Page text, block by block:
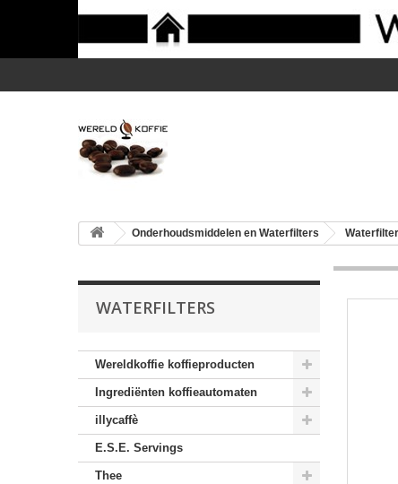
Onderhoudsmiddelen en Waterfilters
WATERFILTERS
Wereldkoffie koffieproducten
Ingrediënten koffieautomaten
illycaffè
E.S.E. Servings
Thee